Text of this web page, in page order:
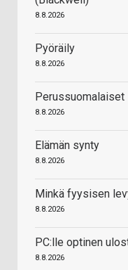
8.8.2026
Pyöräily
8.8.2026
Perussuomalaiset
8.8.2026
Elämän synty
8.8.2026
Minkä fyysisen
8.8.2026
PC:lle optinen
8.8.2026